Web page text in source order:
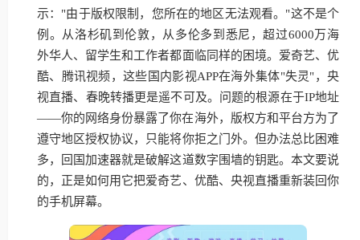
示："由于版权限制，您所在的地区无法观看。"这不是个
例。从洛杉矶到伦敦，从多伦多到悉尼，超过6000万海
外华人、留学生和工作者都面临同样的困境。爱奇艺、优
酷、腾讯视频，这些国内影视APP在海外集体"失灵"，央
视直播、春晚转播更是遥不可及。问题的根源在于IP地址
——你的网络身份暴露了你在海外，版权方和平台方为了
遵守地区授权协议，只能将你拒之门外。但办法总比困难
多，回国加速器就是破解这道数字围墙的钥匙。本文要说
的，正是如何用它把爱奇艺、优酷、央视直播重新装回你
的手机屏幕。